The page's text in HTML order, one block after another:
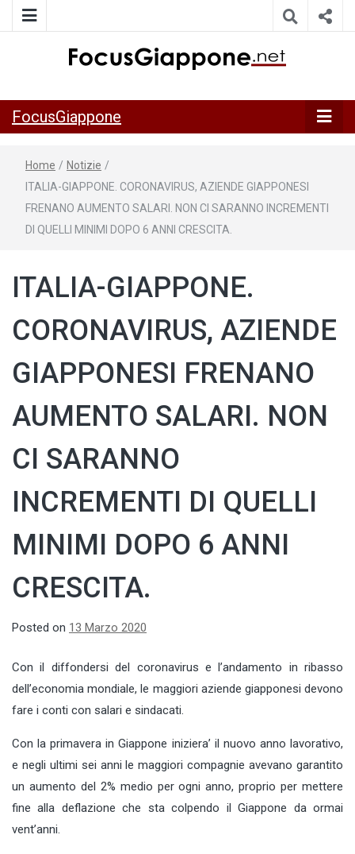
della Japan Italy Economic Federation
FocusGiappone
Home / Notizie /
ITALIA-GIAPPONE. CORONAVIRUS, AZIENDE GIAPPONESI
FRENANO AUMENTO SALARI. NON CI SARANNO INCREMENTI
DI QUELLI MINIMI DOPO 6 ANNI CRESCITA.
ITALIA-GIAPPONE.
CORONAVIRUS, AZIENDE
GIAPPONESI FRENANO
AUMENTO SALARI. NON
CI SARANNO
INCREMENTI DI QUELLI
MINIMI DOPO 6 ANNI
CRESCITA.
Posted on 13 Marzo 2020
Con il diffondersi del coronavirus e l’andamento in ribasso
dell’economia mondiale, le maggiori aziende giapponesi devono
fare i conti con salari e sindacati.
Con la primavera in Giappone iniziera’ il nuovo anno lavorativo,
e negli ultimi sei anni le maggiori compagnie avevano garantito
un aumento del 2% medio per ogni anno, proprio per mettere
fine alla deflazione che sta colpendo il Giappone da ormai
vent’anni.